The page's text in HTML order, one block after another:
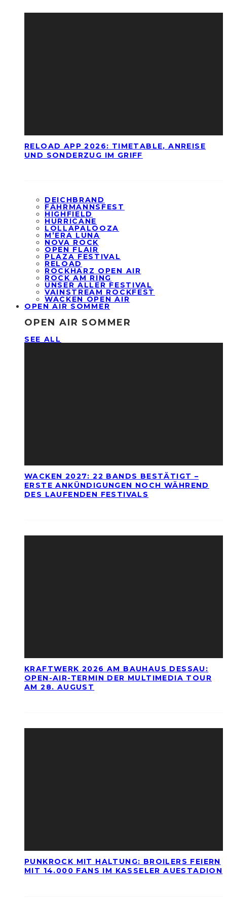
RELOAD APP 2026: TIMETABLE, ANREISE
UND SONDERZUG IM GRIFF
DEICHBRAND
FÄHRMANNSFEST
HIGHFIELD
HURRICANE
LOLLAPALOOZA
M’ERA LUNA
NOVA ROCK
OPEN FLAIR
PLAZA FESTIVAL
RELOAD
ROCKHARZ OPEN AIR
ROCK AM RING
UNSER ALLER FESTIVAL
VAINSTREAM ROCKFEST
WACKEN OPEN AIR
OPEN AIR SOMMER
OPEN AIR SOMMER
SEE ALL
WACKEN 2027: 22 BANDS BESTÄTIGT –
ERSTE ANKÜNDIGUNGEN NOCH WÄHREND
DES LAUFENDEN FESTIVALS
KRAFTWERK 2026 AM BAUHAUS DESSAU:
OPEN-AIR-TERMIN DER MULTIMEDIA TOUR
AM 28. AUGUST
PUNKROCK MIT HALTUNG: BROILERS FEIERN
MIT 14.000 FANS IM KASSELER AUESTADION